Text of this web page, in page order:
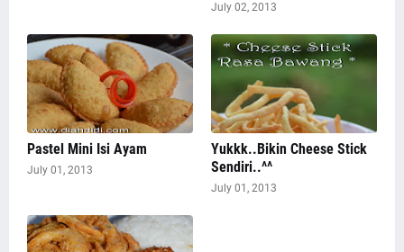
July 02, 2013
Pastel Mini Isi Ayam
July 01, 2013
Yukkk..Bikin Cheese Stick
Sendiri..^^
July 01, 2013